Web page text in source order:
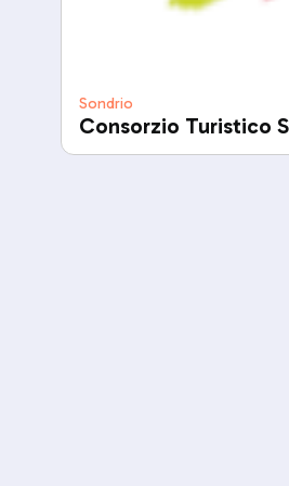
Sondrio
Consorzio Turistico